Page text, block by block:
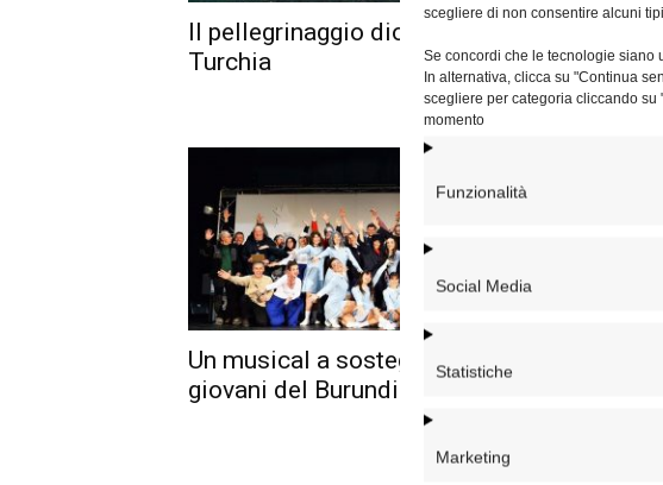
scegliere di non consentire alcuni
Se concordi che le tecnologie siano
In alternativa, clicca su "Continua
scegliere per categoria cliccando
momento
Funzionalità
Social Media
Statistiche
Marketing
Il pellegrinaggio diocesano in
Turchia
Un musical a sostegno dei
giovani del Burundi